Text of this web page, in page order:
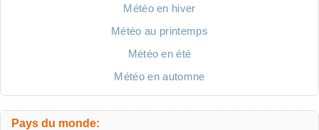
Météo en hiver
Météo au printemps
Météo en été
Météo en automne
Pays du monde: